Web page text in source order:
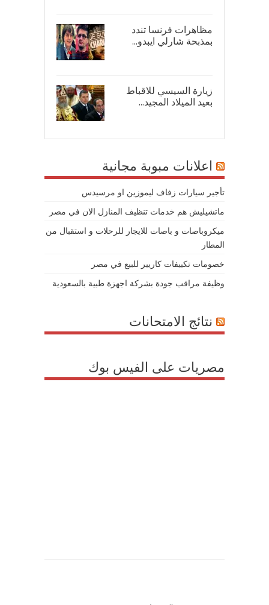
مظاهرات فرنسا تندد
بمذبحة شارلي ايبدو...
زيارة السيسي للاقباط
بعيد الميلاد المجيد...
اعلانات مبوبة مجانية
تأجير سيارات زفاف ليموزين او مرسيدس
ماتشيليش هم خدمات تنظيف المنازل الان في مصر
ميكروباصات و باصات للايجار للرحلات و استقبال من
المطار
خصومات تكييفات كاريير للبيع في مصر
وظيفة مراقب جودة بشركة اجهزة طبية بالسعودية
نتائج الامتحانات
مصريات على الفيس بوك